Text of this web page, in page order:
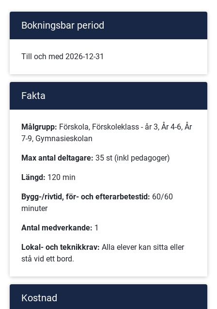
Bokningsbar period
Till och med 2026-12-31
Fakta
Målgrupp: Förskola, Förskoleklass - år 3, År 4-6, År
7-9, Gymnasieskolan
Max antal deltagare: 35 st (inkl pedagoger)
Längd: 120 min
Bygg-/rivtid, för- och efterarbetestid: 60/60
minuter
Antal medverkande: 1
Lokal- och teknikkrav: Alla elever kan sitta eller
stå vid ett bord.
Kostnad